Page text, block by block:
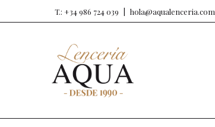
T.: +34 986 724 039 hola@aqualenceria.com